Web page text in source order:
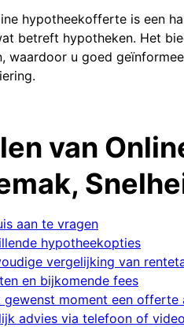
hypotheekofferte is een
betreft hypotheken. Het
waardoor u goed
van
aan te vragen
hypotheekopties
vergelijking van
en bijkomende fees
moment een offerte
advies via telefoon of